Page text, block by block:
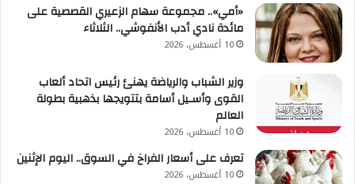
«أمي».. مجموعة سهام الزعيري القصصية على
مائدة نادي أدب الأنفوشي.. الثلاثاء
10 أغسطس، 2026
وزير الشباب والرياضة يهنئ رئيس اتحاد ألعاب
القوى وأسـيل أسامة بتتويجها بذهبية بطولة
العالم
10 أغسطس، 2026
تعرف على أسعار الفراخ في السوق.. اليوم الإثنين
10 أغسطس، 2026